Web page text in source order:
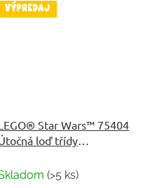
VÝPREDAJ
Star Wars™ 75404
loď třídy
(>5 ks)